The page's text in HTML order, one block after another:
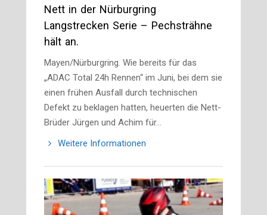
Nett in der Nürburgring
Langstrecken Serie – Pechsträhne
hält an.
Mayen/Nürburgring. Wie bereits für das
„ADAC Total 24h Rennen“ im Juni, bei dem sie
einen frühen Ausfall durch technischen
Defekt zu beklagen hatten, heuerten die Nett-
Brüder Jürgen und Achim für…
Weitere Informationen